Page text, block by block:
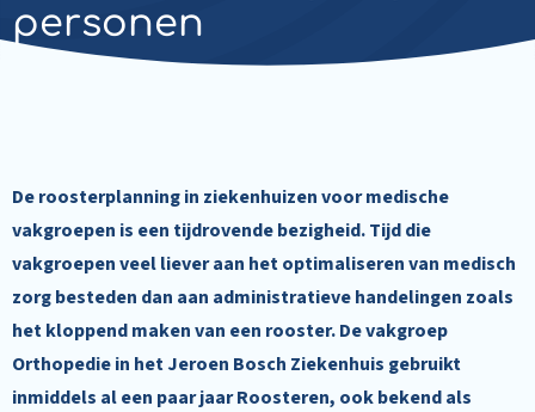
personen
De roosterplanning in ziekenhuizen voor medische
vakgroepen is een tijdrovende bezigheid. Tijd die
vakgroepen veel liever aan het optimaliseren van medisch
zorg besteden dan aan administratieve handelingen zoals
het kloppend maken van een rooster. De vakgroep
Orthopedie in het Jeroen Bosch Ziekenhuis gebruikt
inmiddels al een paar jaar Roosteren, ook bekend als